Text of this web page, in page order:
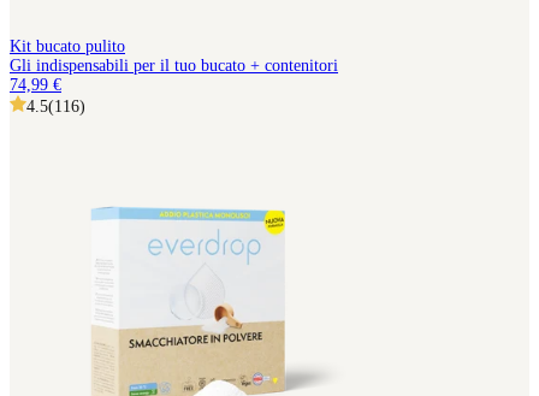
Kit bucato pulito
Gli indispensabili per il tuo bucato + contenitori
74,99 €
4.5(116)